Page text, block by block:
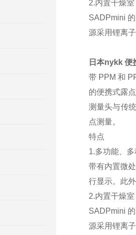
2.内置干燥
SADPmini
源采用锂离
日本nykk 便
带 PPM 和
的便携式露
测量头与传
点测量。
特点
1.多功能、
带有内置微
行显示。此
2.内置干燥
SADPmini
源采用锂离